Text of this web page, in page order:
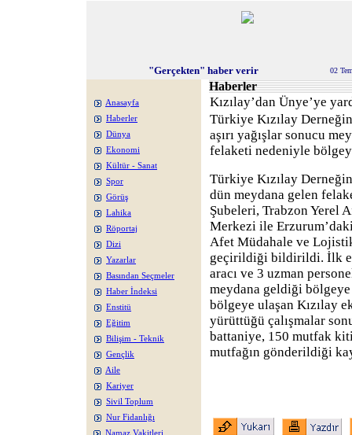
"Gerçekten" haber verir 02
Anasayfa
Haberler
Dünya
Ekonomi
Kültür - Sanat
Spor
Görüş
Lahika
Röportaj
Dizi
Yazarlar
Basından Seçmeler
Haber İndeksi
Enstitü
Eğitim
Bilişim - Teknik
Gençlik
Aile
Kariyer
Sivil Toplum
Nur Fidanlığı
Namaz Vakitleri
Haberler
Kızılay’dan Ünye’ye
Türkiye Kızılay
aşırı yağışlar sonucu
felaketi nedeniyle
Türkiye Kızılay
dün meydana gelen
Şubeleri, Trabzon Yerel
Merkezi ile
Afet Müdahale ve
geçirildiği bildirildi. İlk
aracı ve 3 uzman
meydana geldiği
bölgeye ulaşan Kızılay
yürüttüğü çalışmalar
battaniye, 150 mutfak
mutfağın gönderildiği